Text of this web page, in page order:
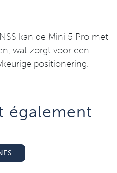
kan de Mini 5 Pro met
wat zorgt voor een
positionering.
également